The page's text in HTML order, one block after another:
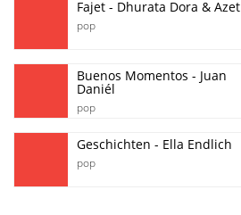
Fajet - Dhurata Dora & Azet
pop
Buenos Momentos - Juan
Daniél
pop
Geschichten - Ella Endlich
pop